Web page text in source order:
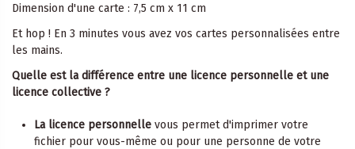
Dimension d'une carte : 7,5 cm x 11 cm
Et hop ! En 3 minutes vous avez vos cartes personnalisées entre
les mains.
Quelle est la différence entre une licence personnelle et une
licence collective ?
La licence personnelle vous permet d'imprimer votre
fichier pour vous-même ou pour une personne de votre